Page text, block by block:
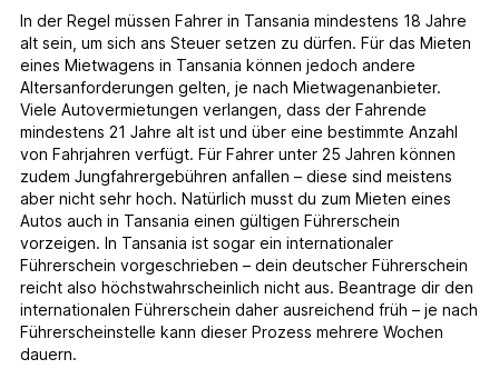
In der Regel müssen Fahrer in Tansania mindestens 18 Jahre
alt sein, um sich ans Steuer setzen zu dürfen. Für das Mieten
eines Mietwagens in Tansania können jedoch andere
Altersanforderungen gelten, je nach Mietwagenanbieter.
Viele Autovermietungen verlangen, dass der Fahrende
mindestens 21 Jahre alt ist und über eine bestimmte Anzahl
von Fahrjahren verfügt. Für Fahrer unter 25 Jahren können
zudem Jungfahrergebühren anfallen – diese sind meistens
aber nicht sehr hoch. Natürlich musst du zum Mieten eines
Autos auch in Tansania einen gültigen Führerschein
vorzeigen. In Tansania ist sogar ein internationaler
Führerschein vorgeschrieben – dein deutscher Führerschein
reicht also höchstwahrscheinlich nicht aus. Beantrage dir den
internationalen Führerschein daher ausreichend früh – je nach
Führerscheinstelle kann dieser Prozess mehrere Wochen
dauern.